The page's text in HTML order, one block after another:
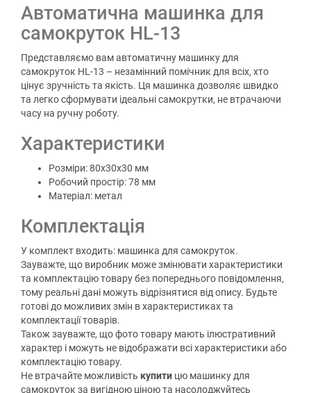
Автоматична машинка для
самокруток HL-13
Представляємо вам автоматичну машинку для
самокруток HL-13 – незамінний помічник для всіх, хто
цінує зручність та якість. Ця машинка дозволяє швидко
та легко сформувати ідеальні самокрутки, не втрачаючи
часу на ручну роботу.
Характеристики
Розміри: 80х30х30 мм
Робочий простір: 78 мм
Матеріал: метал
Комплектація
У комплект входить: машинка для самокруток.
Зауважте, що виробник може змінювати характеристики
та комплектацію товару без попереднього повідомлення,
тому реальні дані можуть відрізнятися від опису. Будьте
готові до можливих змін в характеристиках та
комплектації товарів.
Також зауважте, що фото товару мають ілюстративний
характер і можуть не відображати всі характеристики або
комплектацію товару.
Не втрачайте можливість купити цю машинку для
самокруток за вигідною ціною та насолоджуйтесь